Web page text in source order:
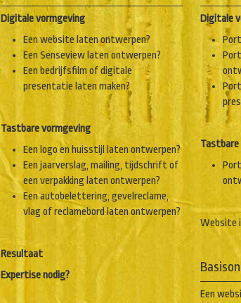
Digitale vormgeving
Een website laten ontwerpen?
Een Senseview laten ontwerpen?
Een bedrijfsfilm of digitale
presentatie laten maken?
Tastbare vormgeving
Een logo en huisstijl laten ontwerpen?
Een jaarverslag, mailing, tijdschrift of
een verpakking laten ontwerpen?
Een autobelettering, gevelreclame,
vlag of reclamebord laten ontwerpen?
Resultaat
Expertise nodig?
Digitale
Website
Een